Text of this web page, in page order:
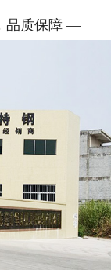
品质保障 —